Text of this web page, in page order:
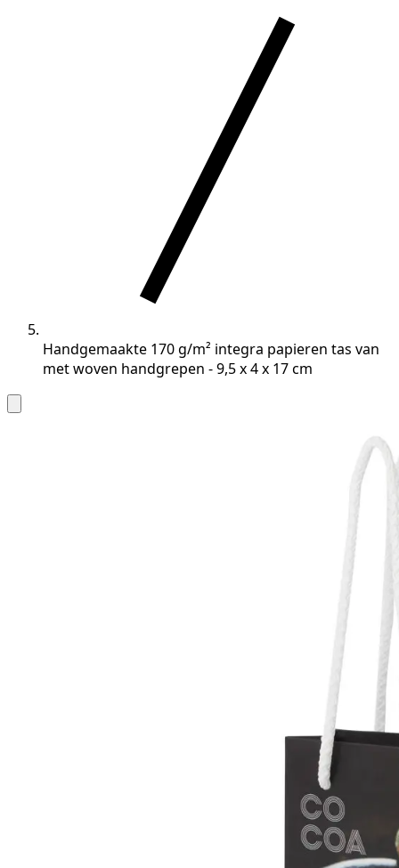
Handgemaakte 170 g/m² integra papieren tas van
met woven handgrepen - 9,5 x 4 x 17 cm